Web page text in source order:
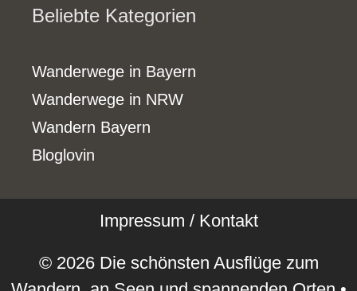
Beliebte Kategorien
Wanderwege in Bayern
Wanderwege in NRW
Wandern Bayern
Bloglovin
Impressum / Kontakt
© 2026 Die schönsten Ausflüge zum